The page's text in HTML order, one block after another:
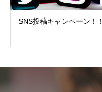
SNS投稿キャンペーン！！